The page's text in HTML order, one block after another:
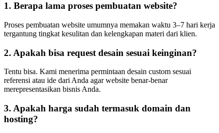
1. Berapa lama proses pembuatan website?
Proses pembuatan website umumnya memakan waktu 3–7 hari kerja
tergantung tingkat kesulitan dan kelengkapan materi dari klien.
2. Apakah bisa request desain sesuai keinginan?
Tentu bisa. Kami menerima permintaan desain custom sesuai
referensi atau ide dari Anda agar website benar-benar
merepresentasikan bisnis Anda.
3. Apakah harga sudah termasuk domain dan
hosting?